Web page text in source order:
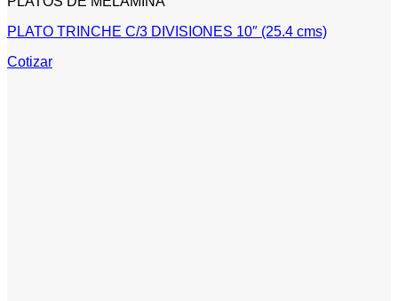
PLATO TRINCHE C/3 DIVISIONES 10″ (25.4 cms)
Cotizar